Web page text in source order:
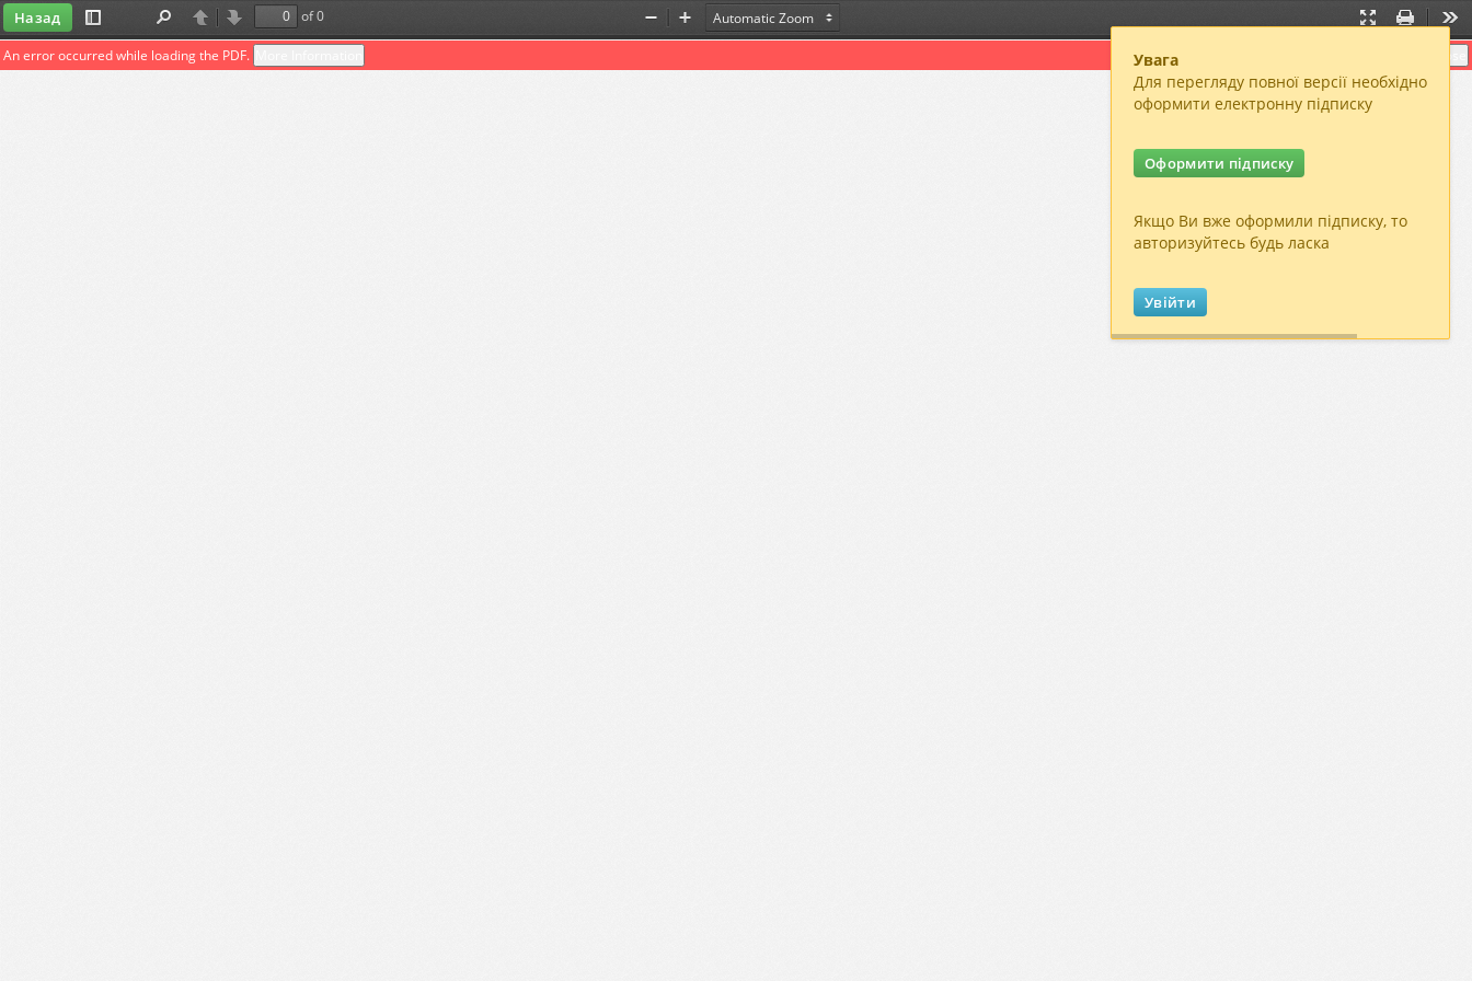
Назад
Toggle
Sidebar
PreviousNext
of 0
Presentation
Print
Zoom
Out
Zoom
In
An error occurred while loading the PDF.
Увага
Для перегляду повної версії необхідно
оформити електронну підписку
Оформити підписку
Якщо Ви вже оформили підписку, то
авторизуйтесь будь ласка
Увійти